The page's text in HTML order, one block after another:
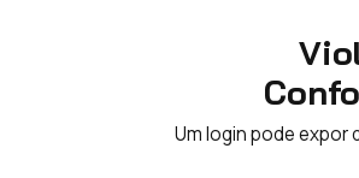
Um login pode expor